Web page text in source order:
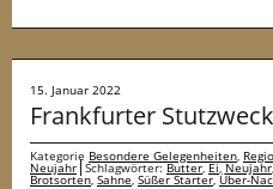
15. Januar 2022
Frankfurter Stutzweck
Kategorie Besondere Gelegenheiten,
Neujahr Schlagwörter:Butter,Ei,Neujahr
Brotsorten, Sahne, Süßer Starter,Über-